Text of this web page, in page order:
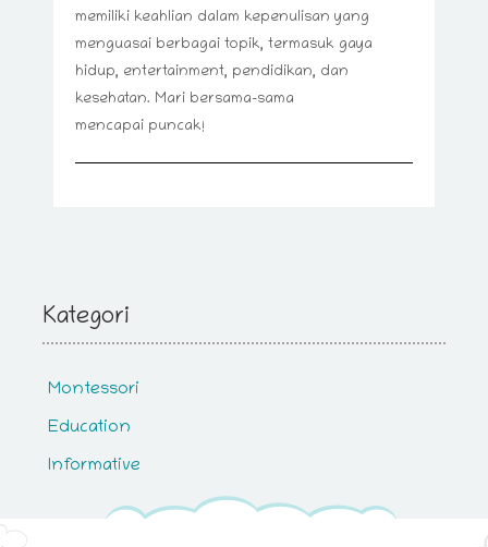
memiliki keahlian dalam kepenulisan yang
menguasai berbagai topik, termasuk gaya
hidup, entertainment, pendidikan, dan
kesehatan. Mari bersama-sama
mencapai puncak!
Kategori
Montessori
Education
Informative